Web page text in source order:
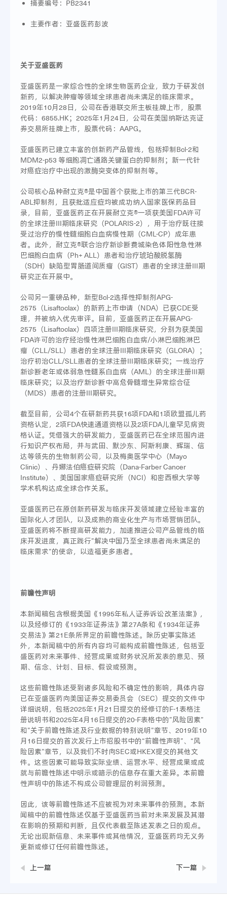
摘要编号：PB2341
主要作者：亚盛医药彭波
关于亚盛医药
亚盛医药是一家综合性的全球生物医药企业，致力于研发创
新药，以解决肿瘤等领域全球患者尚未满足的临床需求。
2019年10月28日，公司在香港联交所主板挂牌上市，股票
代码：6855.HK；2025年1月24日，公司在美国纳斯达克证
券交易所挂牌上市，股票代码：AAPG。
亚盛医药已建立丰富的创新药产品管线，包括抑制Bcl-2和
MDM2-p53 等细胞凋亡通路关键蛋白的抑制剂；新一代针
对癌症治疗中出现的激酶突变体的抑制剂等。
公司核心品种耐立克®是中国首个获批上市的第三代BCR-
ABL抑制剂，且获批适应症均被成功纳入国家医保药品目
录，目前，亚盛医药正在开展耐立克®一项获美国FDA许可
的全球注册III期临床研究（POLARIS-2），用于治疗既往接
受过治疗的慢性髓细胞白血病慢性期（CML-CP）成年患
者。此外，耐立克®联合治疗新诊断费城染色体阳性急性淋
巴细胞白血病（Ph+ ALL）患者和治疗琥珀酸脱氢酶
（SDH）缺陷型胃肠道间质瘤（GIST）患者的全球注册III期
研究正在开展中。
公司另一重磅品种，新型Bcl-2选择性抑制剂APG-
2575（Lisaftoclax）的新药上市申请（NDA）已获CDE受
理，并被纳入优先审评。目前，亚盛医药正在开展APG-
2575（Lisaftoclax）四项注册III期临床研究，分别为获美国
FDA许可的治疗经治慢性淋巴细胞白血病/小淋巴细胞淋巴
瘤（CLL/SLL）患者的全球注册III期临床研究（GLORA）；
治疗初治CLL/SLL患者的全球注册III期临床研究；一线治疗
新诊断老年或体弱急性髓系白血病（AML）的全球注册III期
临床研究；以及治疗新诊断中高危骨髓增生异常综合征
（MDS）患者的注册III期研究。
截至目前，公司4个在研新药共获16项FDA和1项欧盟孤儿药
资格认定，2项FDA快速通道资格以及2项FDA儿童罕见病资
格认证。凭借强大的研发能力，亚盛医药已在全球范围内进
行知识产权布局，并与武田、默沙东、阿斯利康、辉瑞、信
达等领先的生物制药公司，以及梅奥医学中心（Mayo
Clinic）、丹娜法伯癌症研究院（Dana-Farber Cancer
Institute）、美国国家癌症研究所（NCI）和密西根大学等
学术机构达成全球合作关系。
亚盛医药已在原创新药研发与临床开发领域建立经验丰富的
国际化人才团队，以及成熟的商业化生产与市场营销团队。
亚盛医药将不断提高研发能力，加速推进公司产品管线的临
床开发进度，真正践行”解决中国乃至全球患者尚未满足的
临床需求”的使命，以造福更多患者。
前瞻性声明
本新闻稿包含根据美国《1995年私人证券诉讼改革法案》，
以及经修订的《1933年证券法》第27A条和《1934年证券
交易法》第21E条所界定的前瞻性陈述。除历史事实陈述
外，本新闻稿中的所有内容均可能构成前瞻性陈述，包括亚
盛医药对未来事件、经营成果或财务状况所发表的意见、预
期、信念、计划、目标、假设或预测。
这些前瞻性陈述受到诸多风险和不确定性的影响，具体内容
已在亚盛医药向美国证券交易委员会（SEC）提交的文件中
详细说明，包括2025年1月21日提交的经修订的F-1表格注
册说明书和2025年4月16日提交的20-F表格中的”风险因素”
和”关于前瞻性陈述及行业数据的特别说明”章节、2019年10
月16日提交的首次发行上市招股书中的“前瞻性声明”、“风
险因素”章节，以及我们不时向SEC或HKEX提交的其他文
件。这些因素可能导致实际业绩、运营水平、经营成果或成
就与前瞻性陈述中明示或暗示的信息存在重大差异。本前瞻
性声明中的陈述不构成公司管理层的利润预测。
因此，该等前瞻性陈述不应被视为对未来事件的预测。本新
闻稿中的前瞻性陈述仅基于亚盛医药当前对未来发展及其潜
在影响的预期和判断，且仅代表截至陈述发表之日的观点。
无论出现新信息、未来事件或其他情况，亚盛医药均无义务
更新或修订任何前瞻性陈述。
上一篇 下一篇